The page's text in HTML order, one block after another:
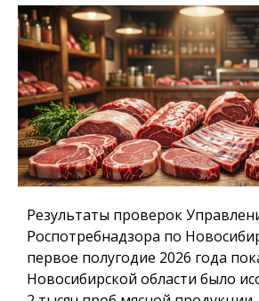
Результаты проверок
Роспотребнадзора по
первое полугодие 2026 года
Новосибирской области было